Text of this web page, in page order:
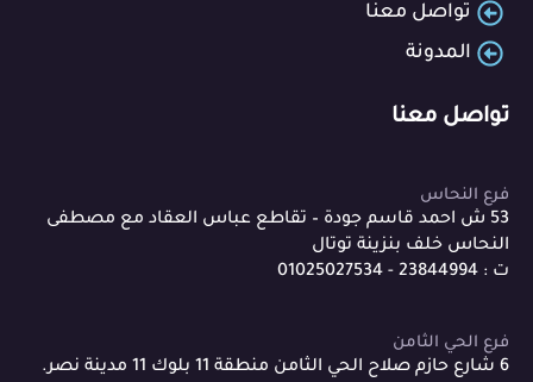
تواصل معنا
المدونة
تواصل معنا
فرع النحاس
53 ش احمد قاسم جودة – تقاطع عباس العقاد مع مصطفى
النحاس خلف بنزينة توتال
ت : 23844994 - 01025027534
فرع الحي الثامن
6 شارع حازم صلاح الحي الثامن منطقة 11 بلوك 11 مدينة نصر.